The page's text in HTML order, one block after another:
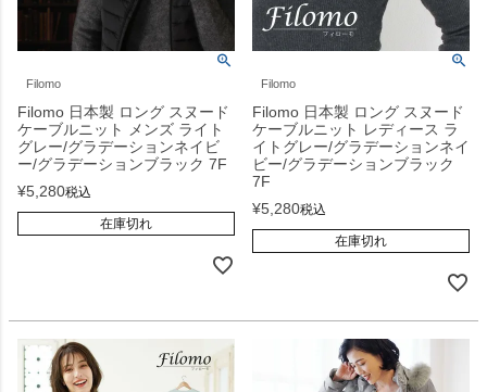
Filomo
Filomo 日本製 ロング スヌード
ケーブルニット メンズ ライト
グレー/グラデーションネイビ
ー/グラデーションブラック 7F
¥5,280税込
在庫切れ
Filomo
Filomo 日本製 ロング スヌード
ケーブルニット レディース ラ
イトグレー/グラデーションネイ
ビー/グラデーションブラック
7F
¥5,280税込
在庫切れ